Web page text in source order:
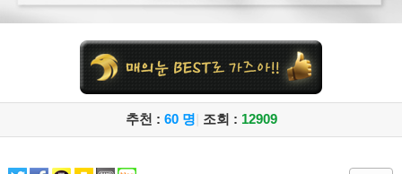
추천 : 60 명 조회 : 12909